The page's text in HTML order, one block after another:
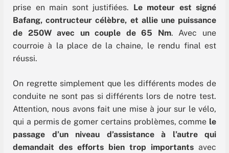
prise en main sont justifiées. Le moteur est signé
Bafang, contructeur célèbre, et allie une puissance
de 250W avec un couple de 65 Nm. Avec une
courroie à la place de la chaine, le rendu final est
réussi.
On regrette simplement que les différents modes de
conduite ne sont pas si différents lors de notre test.
Attention, nous avons fait une mise à jour sur le vélo,
qui a permis de gomer certains problèmes, comme le
passage d’un niveau d’assistance à l’autre qui
demandait des efforts bien trop importants avec